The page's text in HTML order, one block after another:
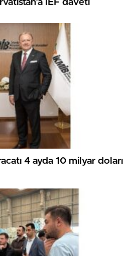
İEF daveti
4 ayda 10 milyar doları